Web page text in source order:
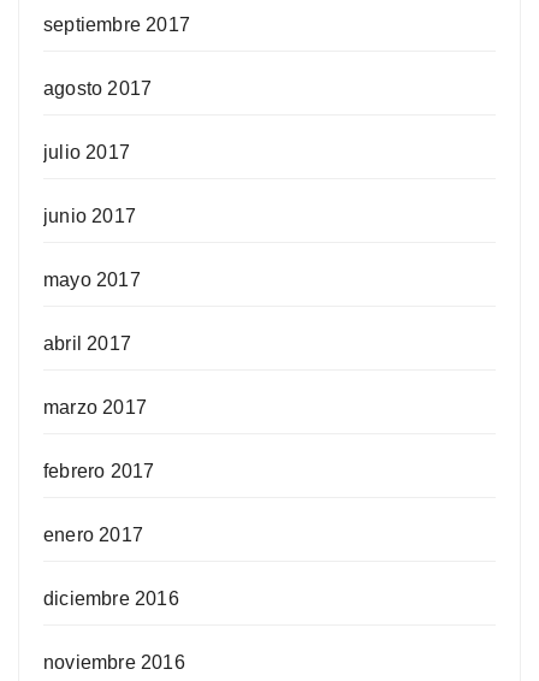
septiembre 2017
agosto 2017
julio 2017
junio 2017
mayo 2017
abril 2017
marzo 2017
febrero 2017
enero 2017
diciembre 2016
noviembre 2016